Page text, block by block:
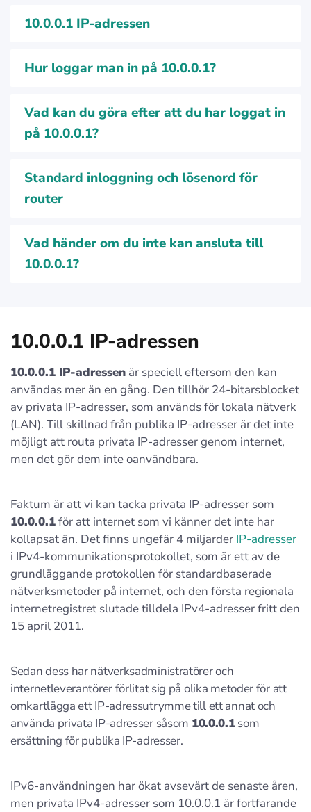
10.0.0.1 IP-adressen
Hur loggar man in på 10.0.0.1?
Vad kan du göra efter att du har loggat in
på 10.0.0.1?
Standard inloggning och lösenord för
router
Vad händer om du inte kan ansluta till
10.0.0.1?
10.0.0.1 IP-adressen
10.0.0.1 IP-adressen är speciell eftersom den kan
användas mer än en gång. Den tillhör 24-bitarsblocket
av privata IP-adresser, som används för lokala nätverk
(LAN). Till skillnad från publika IP-adresser är det inte
möjligt att routa privata IP-adresser genom internet,
men det gör dem inte oanvändbara.
Faktum är att vi kan tacka privata IP-adresser som
10.0.0.1för att internet som vi känner det inte har
kollapsat än. Det finns ungefär 4 miljarder IP-adresser
i IPv4-kommunikationsprotokollet, som är ett av de
grundläggande protokollen för standardbaserade
nätverksmetoder på internet, och den första regionala
internetregistret slutade tilldela IPv4-adresser fritt den
15 april 2011.
Sedan dess har nätverksadministratörer och
internetleverantörer förlitat sig på olika metoder för att
omkartlägga ett IP-adressutrymme till ett annat och
använda privata IP-adresser såsom 10.0.0.1som
ersättning för publika IP-adresser.
IPv6-användningen har ökat avsevärt de senaste åren,
men privata IPv4-adresser som 10.0.0.1 är fortfarande